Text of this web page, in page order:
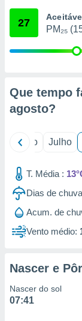
através
1199
27
PM₂₅
Que tempo
agosto?
Junho Julho
T. Média :
Dias de
Acum. de
Vento médio:
Nascer e
Nascer do sol
07:41